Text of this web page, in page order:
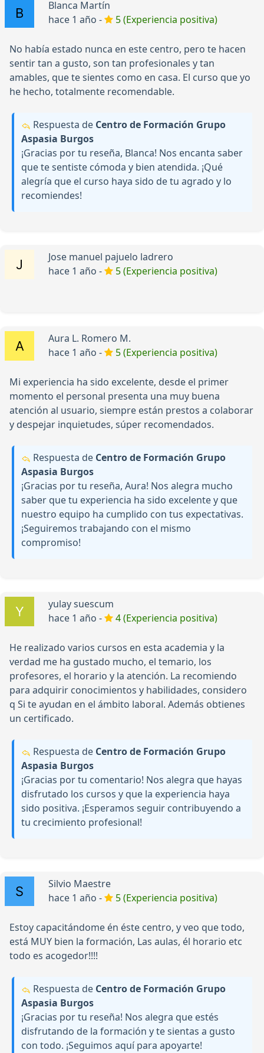
Blanca Martín
hace 1 año -
5 (Experiencia positiva)
No había estado nunca en este centro, pero te hacen
sentir tan a gusto, son tan profesionales y tan
amables, que te sientes como en casa. El curso que yo
he hecho, totalmente recomendable.
Respuesta de Centro de Formación Grupo
Aspasia Burgos
¡Gracias por tu reseña, Blanca! Nos encanta saber
que te sentiste cómoda y bien atendida. ¡Qué
alegría que el curso haya sido de tu agrado y lo
recomiendes!
Jose manuel pajuelo ladrero
hace 1 año -
5 (Experiencia positiva)
Aura L. Romero M.
hace 1 año -
5 (Experiencia positiva)
Mi experiencia ha sido excelente, desde el primer
momento el personal presenta una muy buena
atención al usuario, siempre están prestos a colaborar
y despejar inquietudes, súper recomendados.
Respuesta de Centro de Formación Grupo
Aspasia Burgos
¡Gracias por tu reseña, Aura! Nos alegra mucho
saber que tu experiencia ha sido excelente y que
nuestro equipo ha cumplido con tus expectativas.
¡Seguiremos trabajando con el mismo
compromiso!
yulay suescum
hace 1 año -
4 (Experiencia positiva)
He realizado varios cursos en esta academia y la
verdad me ha gustado mucho, el temario, los
profesores, el horario y la atención. La recomiendo
para adquirir conocimientos y habilidades, considero
q Si te ayudan en el ámbito laboral. Además obtienes
un certificado.
Respuesta de Centro de Formación Grupo
Aspasia Burgos
¡Gracias por tu comentario! Nos alegra que hayas
disfrutado los cursos y que la experiencia haya
sido positiva. ¡Esperamos seguir contribuyendo a
tu crecimiento profesional!
Silvio Maestre
hace 1 año -
5 (Experiencia positiva)
Estoy capacitándome én éste centro, y veo que todo,
está MUY bien la formación, Las aulas, él horario etc
todo es acogedor!!!!
Respuesta de Centro de Formación Grupo
Aspasia Burgos
¡Gracias por tu reseña! Nos alegra que estés
disfrutando de la formación y te sientas a gusto
con todo. ¡Seguimos aquí para apoyarte!